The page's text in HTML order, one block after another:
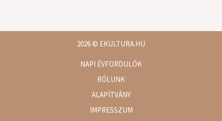
2026© EKULTURA.HU
NAPI ÉVFORDULÓK
RÓLUNK
ALAPÍTVÁNY
IMPRESSZUM